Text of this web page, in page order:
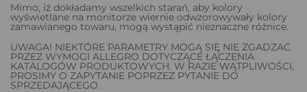
Mimo, iż dokładamy wszelkich starań, aby kolory
wyświetlane na monitorze wiernie odwzorowywały kolory
zamawianego towaru, mogą wystąpić nieznaczne różnice.
UWAGA! NIEKTÓRE PARAMETRY MOGĄ SIĘ NIE ZGADZAĆ
PRZEZ WYMOGI ALLEGRO DOTYCZĄCE ŁĄCZENIA
KATALOGÓW PRODUKTOWYCH. W RAZIE WĄTPLIWOŚCI,
PROSIMY O ZAPYTANIE POPRZEZ PYTANIE DO
SPRZEDAJĄCEGO.